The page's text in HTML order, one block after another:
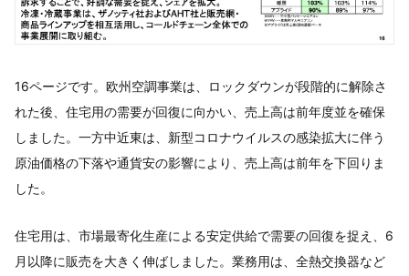
16ページです。欧州空調事業は、ロックダウンが段階的に解除さ
れた後、住宅用の需要が回復に向かい、売上高は前年度並を確保
しました。一方中近東は、新型コロナウイルスの感染拡大に伴う
原油価格の下落や通貨安の影響により、売上高は前年を下回りま
した。
住宅用は、市場最寄化生産による安定供給で需要の回復を捉え、6
月以降に販売を大きく伸ばしました。業務用は、全熱交換器など